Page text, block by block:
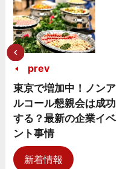
prev
東京で増加中！ノンア
ルコール懇親会は成功
する？最新の企業イベ
ント事情
新着情報